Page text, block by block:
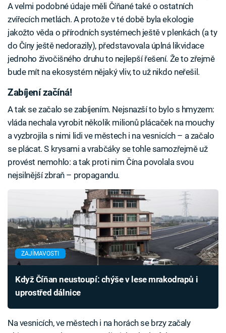
A velmi podobné údaje měli Číňané také o ostatních
zvířecích metlách. A protože v té době byla ekologie
jakožto věda o přírodních systémech ještě v plenkách (a ty
do Číny ještě nedorazily), představovala úplná likvidace
jednoho živočišného druhu to nejlepší řešení. Že to zřejmě
bude mít na ekosystém nějaký vliv, to už nikdo neřešil.
Zabíjení začíná!
A tak se začalo se zabíjením. Nejsnazší to bylo s hmyzem:
vláda nechala vyrobit několik milionů plácaček na mouchy
a vyzbrojila s nimi lidi ve městech i na vesnicích – a začalo
se plácat. S krysami a vrabčáky se tohle samozřejmě už
provést nemohlo: a tak proti nim Čína povolala svou
nejsilnější zbraň – propagandu.
ZAJÍMAVOSTI
Když Číňan neustoupí: chýše v lese mrakodrapů i
uprostřed dálnice
Na vesnicích, ve městech i na horách se brzy začaly